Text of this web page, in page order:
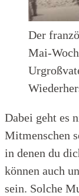
Der
Mai-
Dabei geht es
Mitmenschen
in denen du
können auch
sein. Solche